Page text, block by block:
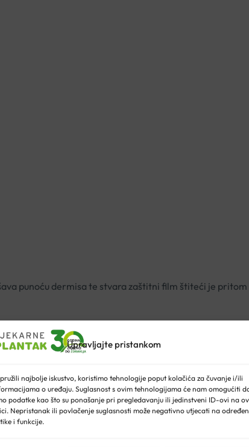
Upravljajte pristankom
najbolje iskustvo, koristimo tehnologije poput kolačića za čuvanje i/ili
o uređaju. Suglasnost s ovim tehnologijama će nam omogućiti
podatke kao što su ponašanje pri pregledavanju ili jedinstveni ID-ovi na
Nepristanak ili povlačenje suglasnosti može negativno utjecati na
i funkcije.
punoću dermisa te stvara zaštitni film štiteći je
bi pružila koži dugotrajan osjećaj ugode. Lice izgleda
i ulje noćurka.
ispitana.